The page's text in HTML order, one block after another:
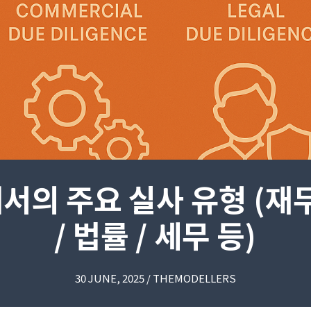
의 주요 실사 유형 (재
/ 법률 / 세무 등)
30 JUNE, 2025 / THEMODELLERS